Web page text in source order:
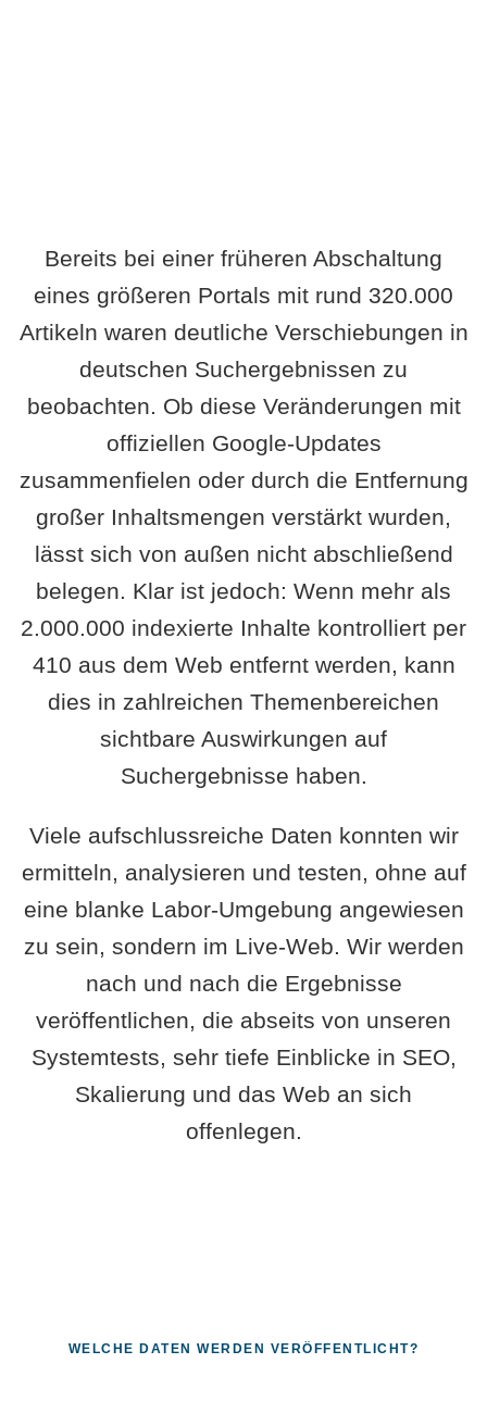
Bereits bei einer früheren Abschaltung
eines größeren Portals mit rund 320.000
Artikeln waren deutliche Verschiebungen in
deutschen Suchergebnissen zu
beobachten. Ob diese Veränderungen mit
offiziellen Google-Updates
zusammenfielen oder durch die Entfernung
großer Inhaltsmengen verstärkt wurden,
lässt sich von außen nicht abschließend
belegen. Klar ist jedoch: Wenn mehr als
2.000.000 indexierte Inhalte kontrolliert per
410 aus dem Web entfernt werden, kann
dies in zahlreichen Themenbereichen
sichtbare Auswirkungen auf
Suchergebnisse haben.
Viele aufschlussreiche Daten konnten wir
ermitteln, analysieren und testen, ohne auf
eine blanke Labor-Umgebung angewiesen
zu sein, sondern im Live-Web. Wir werden
nach und nach die Ergebnisse
veröffentlichen, die abseits von unseren
Systemtests, sehr tiefe Einblicke in SEO,
Skalierung und das Web an sich
offenlegen.
WELCHE DATEN WERDEN VERÖFFENTLICHT?